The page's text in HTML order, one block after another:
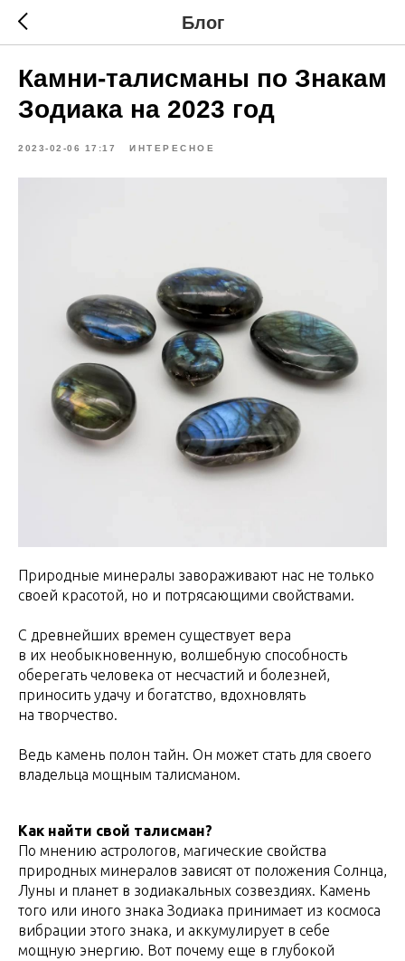
Блог
Камни-талисманы по Знакам
Зодиака на 2023 год
2023-02-06 17:17 ИНТЕРЕСНОЕ
Природные минералы завораживают нас не только
своей красотой, но и потрясающими свойствами.
С древнейших времен существует вера
в их необыкновенную, волшебную способность
оберегать человека от несчастий и болезней,
приносить удачу и богатство, вдохновлять
на творчество.
Ведь камень полон тайн. Он может стать для своего
владельца мощным талисманом.
Как найти свой талисман?
По мнению астрологов, магические свойства
природных минералов зависят от положения Солнца,
Луны и планет в зодиакальных созвездиях. Камень
того или иного знака Зодиака принимает из космоса
вибрации этого знака, и аккумулирует в себе
мощную энергию. Вот почему еще в глубокой